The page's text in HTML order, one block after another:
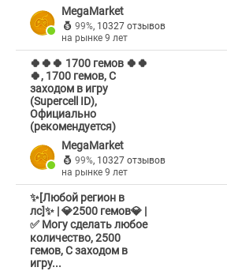
MegaMarket
99%, 10327 отзывов
на рынке 9 лет
🍀🍀🍀 1700 гемов 🍀🍀
🍀, 1700 гемов, С
заходом в игру
(Supercell ID),
Официально
(рекомендуется)
MegaMarket
99%, 10327 отзывов
на рынке 9 лет
✨[Любой регион в
лс]✨ | 💎2500 гемов💎 |
✅ Могу сделать любое
количество, 2500
гемов, С заходом в
игру...